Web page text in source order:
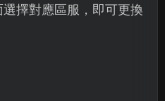
擇對應區服，即可更換